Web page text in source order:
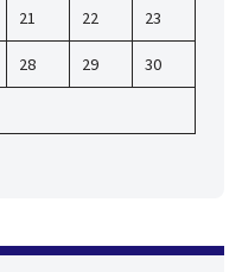
21 22 23
28 29 30